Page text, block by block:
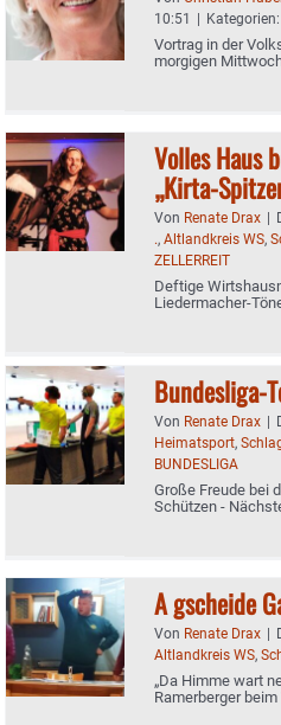
10:51 | Kategorien:
Vortrag in der
morgigen
Volles Haus
„Kirta-
Von Renate Drax |
., Altlandkreis WS,
ZELLERREIT
Deftige
Liedermacher-
Bundesliga-
Von Renate Drax |
Heimatsport,
BUNDESLIGA
Große Freude bei
Schützen -
A gscheide
Von Renate Drax |
Altlandkreis WS,
„Da Himme wart
Ramerberger